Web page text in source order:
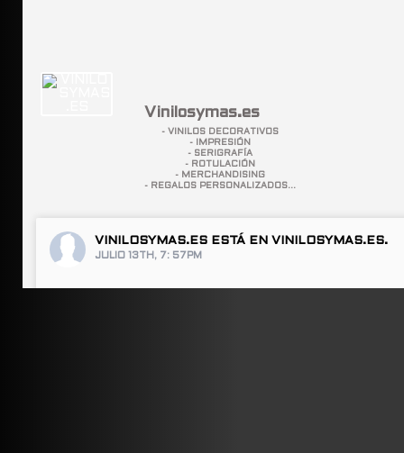
Vinilosymas.es
- VINILOS DECORATIVOS
- IMPRESIÓN
- SERIGRAFÍA
- ROTULACIÓN
- MERCHANDISING
- REGALOS PERSONALIZADOS...
VINILOSYMAS.ES ESTÁ EN VINILOSYMAS.ES.
JULIO 13TH, 7: 57PM